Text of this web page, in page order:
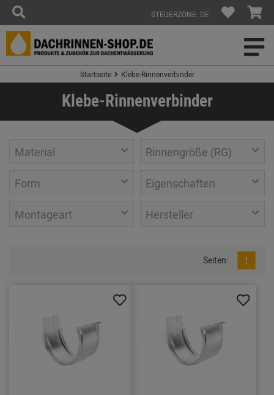
STEUERZONE: DE
Startseite Klebe-Rinnenverbinder
Klebe-Rinnenverbinder
Material Rinnengröße (RG)
Form Eigenschaften
Montageart Hersteller
Seiten: 1